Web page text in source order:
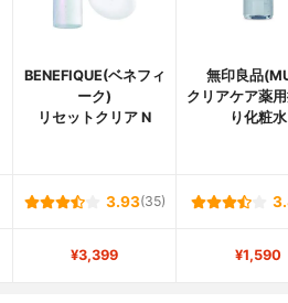
BENEFIQUE(ベネフィ
ーク)
リセットクリア N
無印良品
クリアケア薬
り化粧水
3.93(35)
¥3,399 ¥1,590